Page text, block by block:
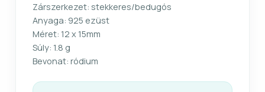
Zárszerkezet: stekkeres/bedugós
Anyaga: 925 ezüst
Méret: 12 x 15mm
Súly: 1.8 g
Bevonat: ródium